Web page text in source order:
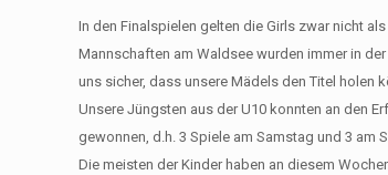
In den Finalspielen gelten die Girls zwar nicht
Mannschaften am Waldsee wurden immer in
uns sicher, dass unsere Mädels den Titel holen
Unsere Jüngsten aus der U10 konnten an den
gewonnen, d.h. 3 Spiele am Samstag und 3 am
Die meisten der Kinder haben an diesem